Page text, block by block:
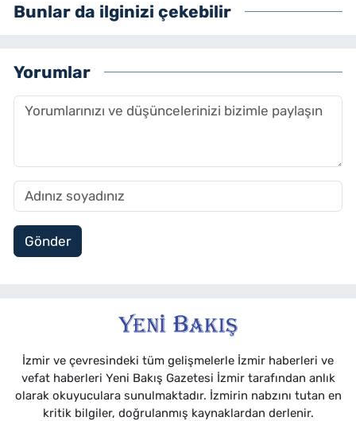
Bunlar da ilginizi çekebilir
Yorumlar
Gönder
İzmir ve çevresindeki tüm gelişmelerle İzmir haberleri ve
vefat haberleri Yeni Bakış Gazetesi İzmir tarafından anlık
olarak okuyuculara sunulmaktadır. İzmirin nabzını tutan en
kritik bilgiler, doğrulanmış kaynaklardan derlenir.